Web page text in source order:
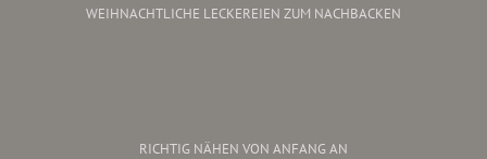
WEIHNACHTLICHE LECKEREIEN ZUM NACHBACKEN
RICHTIG NÄHEN VON ANFANG AN